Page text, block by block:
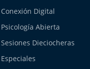
Conexión Digital
Psicología Abierta
Sesiones Dieciocheras
Especiales